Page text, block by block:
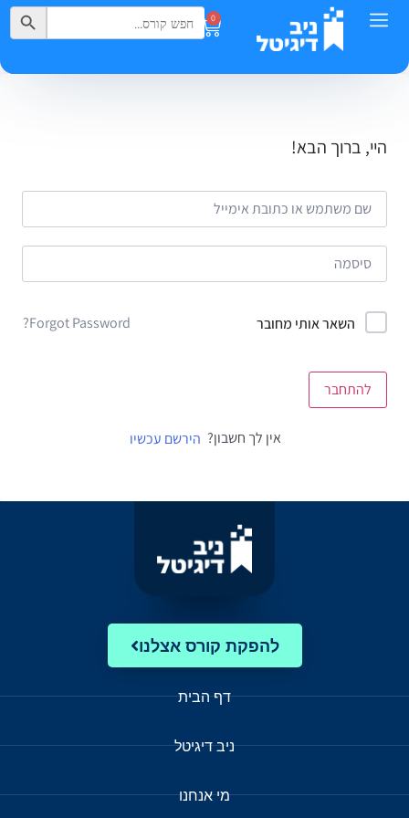
0
Search
for:
Search Button
היי, ברוך הבא!
השאר אותי מחובר Forgot Password?
להתחבר
אין לך חשבון? הירשם עכשיו
להפקת קורס אצלנו
דף הבית
ניב דיגיטל
מי אנחנו